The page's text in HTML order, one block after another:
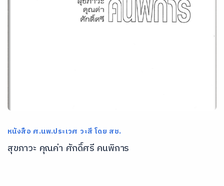
หนังสือ ศ.นพ.ประเวศ วะสี โดย สช.
สุขภาวะ คุณค่า ศักดิ์ศรี คนพิการ